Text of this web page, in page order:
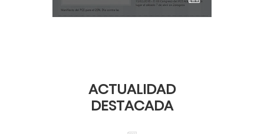
ACTUALIDAD
DESTACADA